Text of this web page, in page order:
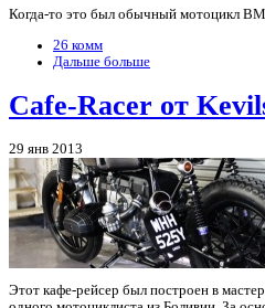
Когда-то это был обычный мотоцикл
26 комм
Дальше больше
Cafe-Racer от
29 янв 2013
Этот кафе-рейсер был построен в